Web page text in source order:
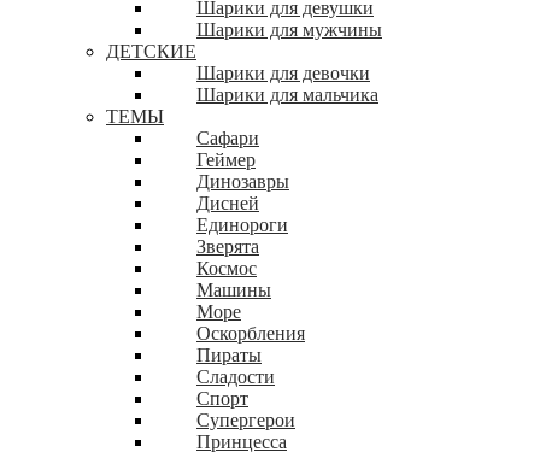
Шарики для девушки
Шарики для мужчины
ДЕТСКИЕ
Шарики для девочки
Шарики для мальчика
ТЕМЫ
Сафари
Геймер
Динозавры
Дисней
Единороги
Зверята
Космос
Машины
Море
Оскорбления
Пираты
Сладости
Спорт
Супергерои
Принцесса